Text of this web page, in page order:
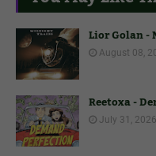
Lior Golan -
August 08,
Reetoxa -
July 31, 2026